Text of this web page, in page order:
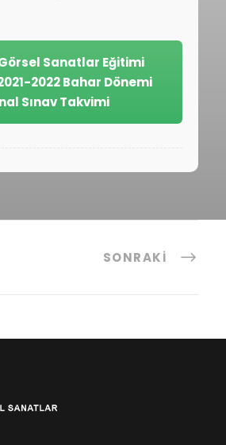
Görsel Sanatlar Eğitimi
2022 Bahar Dönemi
Sınav Takvimi
SONRAKI